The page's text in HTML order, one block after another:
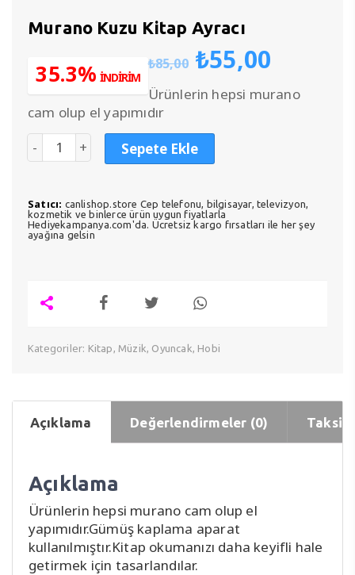
Murano Kuzu Kitap Ayracı
₺85,00 Orijinal
fiyat:
₺85,00.
₺55,00
fiyat:
35.3% İNDİRİM
Ürünlerin hepsi murano
cam olup el yapımıdır
Sepete Ekle
Satıcı: canlishop.store Cep telefonu, bilgisayar, televizyon,
kozmetik ve binlerce ürün uygun fiyatlarla
Hediyekampanya.com'da. Ücretsiz kargo fırsatları ile her şey
ayağına gelsin
Kategoriler: Kitap, Müzik, Oyuncak, Hobi
Açıklama Değerlendirmeler (0) Taksit
Açıklama
Ürünlerin hepsi murano cam olup el
yapımıdır.Gümüş kaplama aparat
kullanılmıştır.Kitap okumanızı daha keyifli hale
getirmek için tasarlandılar.